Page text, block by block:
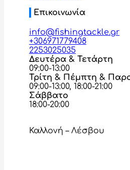
Επικοινωνία
info@fishingtackle.gr
+306971779408
2253025035
Δευτέρα & Τετάρτη
09:00-13:00
Τρίτη & Πέμπτη &
09:00-13:00, 18:00-21:00
Σάββατο
18:00-20:00
Καλλονή – Λέσβου